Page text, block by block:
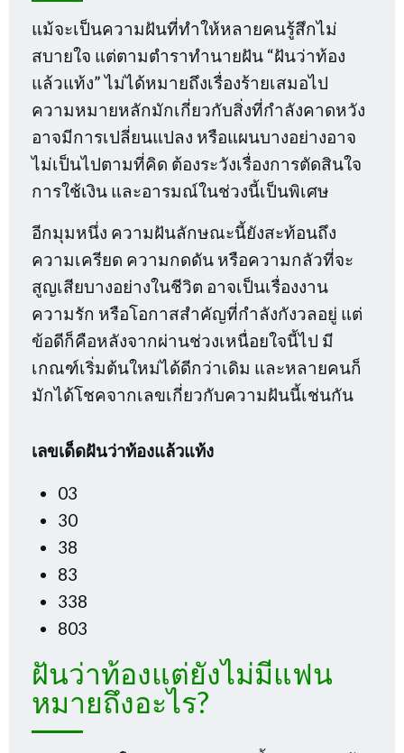
แม้จะเป็นความฝันที่ทำให้หลายคนรู้สึกไม่
สบายใจ แต่ตามตำราทำนายฝัน “ฝันว่าท้อง
แล้วแท้ง” ไม่ได้หมายถึงเรื่องร้ายเสมอไป
ความหมายหลักมักเกี่ยวกับสิ่งที่กำลังคาดหวัง
อาจมีการเปลี่ยนแปลง หรือแผนบางอย่างอาจ
ไม่เป็นไปตามที่คิด ต้องระวังเรื่องการตัดสินใจ
การใช้เงิน และอารมณ์ในช่วงนี้เป็นพิเศษ
อีกมุมหนึ่ง ความฝันลักษณะนี้ยังสะท้อนถึง
ความเครียด ความกดดัน หรือความกลัวที่จะ
สูญเสียบางอย่างในชีวิต อาจเป็นเรื่องงาน
ความรัก หรือโอกาสสำคัญที่กำลังกังวลอยู่ แต่
ข้อดีก็คือหลังจากผ่านช่วงเหนื่อยใจนี้ไป มี
เกณฑ์เริ่มต้นใหม่ได้ดีกว่าเดิม และหลายคนก็
มักได้โชคจากเลขเกี่ยวกับความฝันนี้เช่นกัน
เลขเด็ดฝันว่าท้องแล้วแท้ง
03
30
38
83
338
803
ฝันว่าท้องแต่ยังไม่มีแฟน
หมายถึงอะไร?